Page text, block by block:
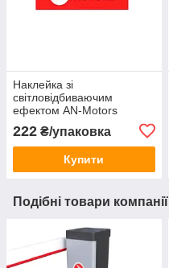
Наклейка зі
світловідбиваючим
ефектом AN-Motors
222 ₴/упаковка
Купити
Подібні товари компанії